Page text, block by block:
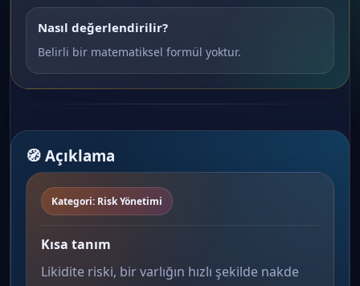
Nasıl değerlendirilir?
Belirli bir matematiksel formül yoktur.
🧭 Açıklama
Kategori: Risk Yönetimi
Kısa tanım
Likidite riski, bir varlığın hızlı şekilde nakde